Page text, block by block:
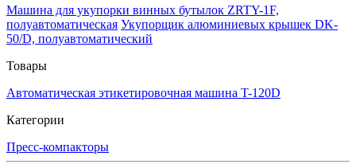
Машина для укупорки винных бутылок ZRTY-1F,
полуавтоматическая Укупорщик алюминиевых крышек DK-
50/D, полуавтоматический
Товары
Автоматическая этикетировочная машина T-120D
Категории
Пресс-компакторы